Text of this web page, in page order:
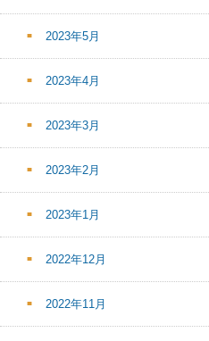
2023年5月
2023年4月
2023年3月
2023年2月
2023年1月
2022年12月
2022年11月